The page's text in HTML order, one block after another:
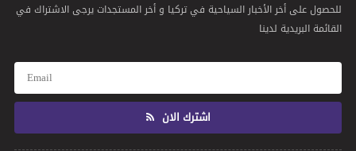
للحصول على أخر الأخبار السياحية في تركيا و أخر المستجدات يرجى الاشتراك في
القائمة البريدية لدينا
اشترك الان